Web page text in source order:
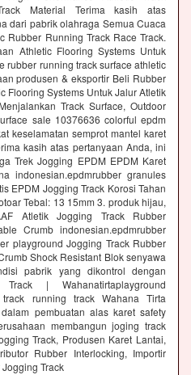
Material Terima kasih atas
dari pabrik olahraga Semua Cuaca
Rubber Running Track Race Track.
Athletic Flooring Systems Untuk
rubber running track surface athletic
produsen & eksportir Beli Rubber
Flooring Systems Untuk Jalur Atletik
Track Surface, Outdoor
sale 10376636 colorful epdm
keselamatan semprot mantel karet
kasih atas pertanyaan Anda, ini
Trek Jogging EPDM EPDM Karet
indonesian.epdmrubber granules
EPDM Jogging Track Korosi Tahan
Tebal: 13 15mm 3. produk hijau,
Atletik Jogging Track Rubber
Crumb indonesian.epdmrubber
playground Jogging Track Rubber
Shock Resistant Blok senyawa
pabrik yang dikontrol dengan
| Wahanatirtaplayground
track running track Wahana Tirta
pembuatan alas karet safety
membangun joging track
Track, Produsen Karet Lantai,
Rubber Interlocking, Importir
Track